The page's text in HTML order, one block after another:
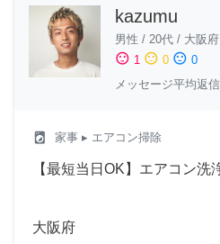
kazumu
男性 / 20代 / 大阪府
sentiment_satisfied 1 sentiment_neutral 0 sentiment_dissatisfied 0
メッセージ平均返
local_laundry_service 家事 ▸ エアコン掃除
【最短当日OK】エアコン洗
大阪府